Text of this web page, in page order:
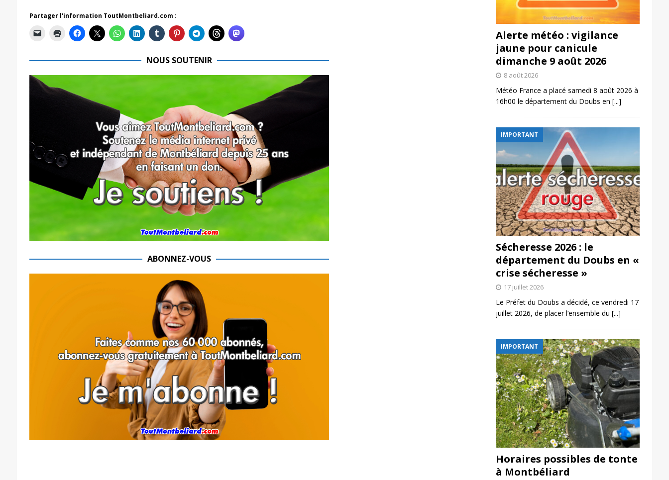
Partager l'information ToutMontbeliard.com :
NOUS SOUTENIR
ABONNEZ-VOUS
Alerte météo : vigilance
jaune pour canicule
dimanche 9 août 2026
8 août 2026
Météo France a placé samedi 8 août 2026 à
16h00 le département du Doubs en [...]
IMPORTANT
Sécheresse 2026 : le
département du Doubs en «
crise sécheresse »
17 juillet 2026
Le Préfet du Doubs a décidé, ce vendredi 17
juillet 2026, de placer l’ensemble du [...]
IMPORTANT
Horaires possibles de tonte
à Montbéliard